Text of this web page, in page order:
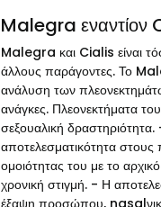
Malegra εναντίον
Malegra και Cialis είναι
άλλους παράγοντες. Το
ανάλυση των
ανάγκες. Πλεονεκτήματα
σεξουαλική
αποτελεσματικότητα
ομοιότητας του με το
χρονική στιγμή. - Η
έξαψη προσώπου,